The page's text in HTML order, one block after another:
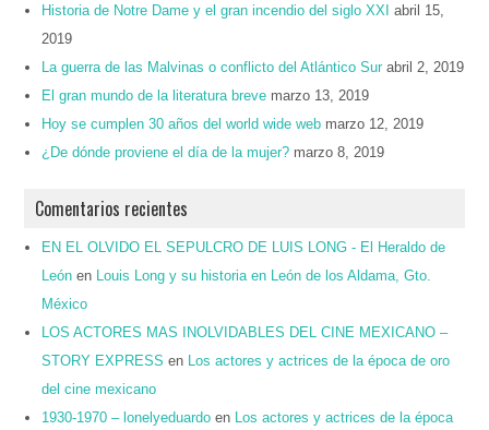
Historia de Notre Dame y el gran incendio del siglo XXI
abril 15,
2019
La guerra de las Malvinas o conflicto del Atlántico Sur abril 2, 2019
El gran mundo de la literatura breve marzo 13, 2019
Hoy se cumplen 30 años del world wide web marzo 12, 2019
¿De dónde proviene el día de la mujer? marzo 8, 2019
Comentarios recientes
EN EL OLVIDO EL SEPULCRO DE LUIS LONG - El Heraldo de
León en
Louis Long y su historia en León de los Aldama, Gto.
México
LOS ACTORES MAS INOLVIDABLES DEL CINE MEXICANO –
STORY EXPRESS en
Los actores y actrices de la época de oro
del cine mexicano
1930-1970 – lonelyeduardo en
Los actores y actrices de la época